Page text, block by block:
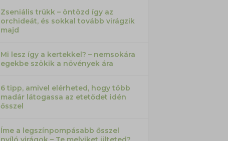
Zseniális trükk – öntözd így az
orchideát, és sokkal tovább virágzik
majd
Mi lesz így a kertekkel? – nemsokára
egekbe szökik a növények ára
6 tipp, amivel elérheted, hogy több
madár látogassa az etetődet idén
ősszel
Íme a legszínpompásabb ősszel